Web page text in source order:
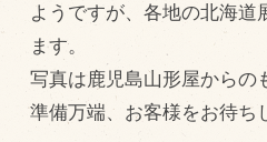
ようですが、各地の北海道
ます。
写真は鹿児島山形屋からの
準備万端、お客様をお待ち
牧場の仕事
飼育している牛について
環境・堆肥リサイクル